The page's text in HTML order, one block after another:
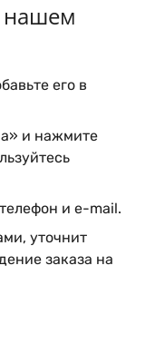
нашем
его в
и нажмите
и e-mail.
уточнит
заказа на